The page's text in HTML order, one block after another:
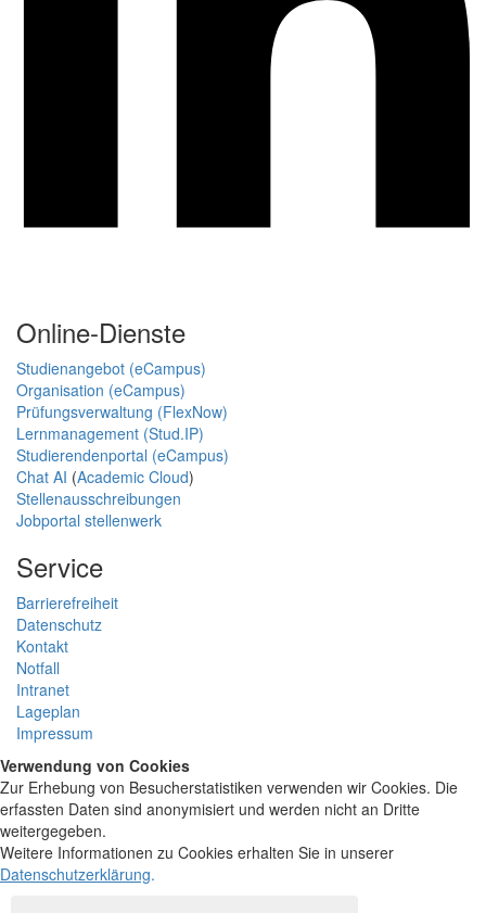
Online-Dienste
Studienangebot (eCampus)
Organisation (eCampus)
Prüfungsverwaltung (FlexNow)
Lernmanagement (Stud.IP)
Studierendenportal (eCampus)
Chat AI (Academic Cloud)
Stellenausschreibungen
Jobportal stellenwerk
Service
Barrierefreiheit
Datenschutz
Kontakt
Notfall
Intranet
Lageplan
Impressum
Verwendung von Cookies
Zur Erhebung von Besucherstatistiken verwenden wir Cookies. Die
erfassten Daten sind anonymisiert und werden nicht an Dritte
weitergegeben.
Weitere Informationen zu Cookies erhalten Sie in unserer
Datenschutzerklärung.